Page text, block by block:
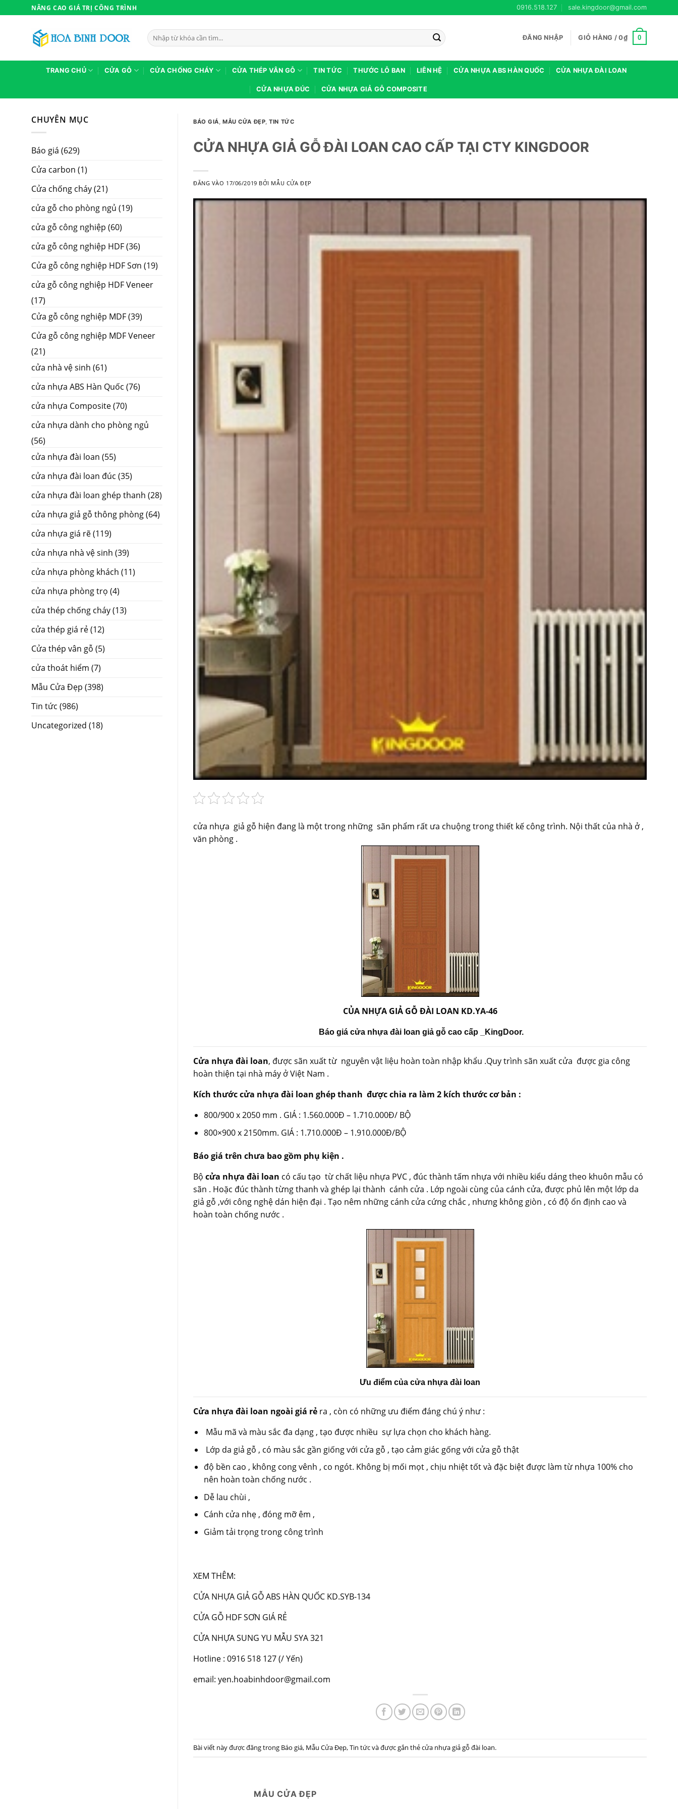
qua
NÂNG CAO GIÁ TRỊ CÔNG TRÌNH 0916.518.127 sale.kingdoor@gmail.com
Tìm
kiếm:
ĐĂNG NHẬP GIỎ HÀNG /0₫ 0
TRANG CHỦ CỬA GỖ CỬA CHỐNG CHÁY CỬA THÉP VÂN GỖ TIN TỨC THƯỚC LỖ BAN LIÊN HỆ CỬA NHỰA ABS HÀN QUỐC CỬA NHỰA ĐÀI LOAN
CỬA NHỰA ĐÚC CỬA NHỰA GIẢ GỖ COMPOSITE
CHUYÊN MỤC
Báo giá (629)
Cửa carbon (1)
Cửa chống cháy(21)
cửa gỗ cho phòng ngủ (19)
cửa gỗ công nghiệp (60)
cửa gỗ công nghiệp HDF(36)
Cửa gỗ công nghiệp HDF Sơn (19)
cửa gỗ công nghiệp HDF Veneer
(17)
Cửa gỗ công nghiệp MDF(39)
Cửa gỗ công nghiệp MDF Veneer
(21)
cửa nhà vệ sinh (61)
cửa nhựa ABS Hàn Quốc (76)
cửa nhựa Composite(70)
cửa nhựa dành cho phòng ngủ
(56)
cửa nhựa đài loan (55)
cửa nhựa đài loan đúc (35)
cửa nhựa đài loan ghép thanh (28)
cửa nhựa giả gỗ thông phòng(64)
cửa nhựa giá rẽ(119)
cửa nhựa nhà vệ sinh (39)
cửa nhựa phòng khách (11)
cửa nhựa phòng trọ (4)
cửa thép chống cháy(13)
cửa thép giá rẻ(12)
Cửa thép vân gỗ (5)
cửa thoát hiểm (7)
Mẫu Cửa Đẹp (398)
Tin tức (986)
Uncategorized (18)
BÁO GIÁ,MẪU CỬA ĐẸP,TIN TỨC
CỬA NHỰA GIẢ GỖ ĐÀI LOAN CAO CẤP TẠI CTY KINGDOOR
ĐĂNG VÀO 17/06/2019 BỞI MẪU CỬA ĐẸP
cửa nhựa giả gỗ hiện đang là một trong những sãn phẩm rất ưa chuộng trong thiết kế công trình. Nội thất của nhà ở ,
văn phòng .
CỦA NHỰA GIẢ GỖ ĐÀI LOAN KD.YA-46
Báo giá cửa nhựa đài loan giả gỗ cao cấp _KingDoor.
Cửa nhựa đài loan, được sãn xuất từ nguyên vật liệu hoàn toàn nhập khẩu .Quy trình sãn xuất cửa được gia công
hoàn thiện tại nhà máy ở Việt Nam .
Kích thước cửa nhựa đài loan ghép thanh được chia ra làm 2 kích thước cơ bản :
800/900 x 2050 mm . GIÁ : 1.560.000Đ – 1.710.000Đ/ BỘ
800×900 x 2150mm. GIÁ : 1.710.000Đ – 1.910.000Đ/BỘ
Báo giá trên chưa bao gồm phụ kiện .
Bộ cửa nhựa đài loan có cấu tạo từ chất liệu nhựa PVC , đúc thành tấm nhựa với nhiều kiểu dáng theo khuôn mẫu có
sãn . Hoặc đúc thành từng thanh và ghép lại thành cánh cửa . Lớp ngoài cùng của cánh cửa, được phủ lên một lớp da
giả gỗ ,với công nghệ dán hiện đại . Tạo nêm những cánh cửa cứng chắc , nhưng không giòn , có độ ổn định cao và
hoàn toàn chống nước .
Ưu điểm của cửa nhựa đài loan
Cửa nhựa đài loan ngoài giá rẻ ra , còn có những ưu điểm đáng chú ý như :
Mẫu mã và màu sắc đa dạng , tạo được nhiều sự lựa chọn cho khách hàng.
Lớp da giả gỗ , có màu sắc gần giống với cửa gỗ , tạo cảm giác gống với cửa gỗ thật
độ bền cao , không cong vênh , co ngót. Không bị mối mọt , chịu nhiệt tốt và đặc biệt được làm từ nhựa 100% cho
nên hoàn toàn chống nước .
Dễ lau chùi ,
Cánh cửa nhẹ , đóng mỡ êm ,
Giảm tải trọng trong công trình
XEM THÊM:
CỬA NHỰA GIẢ GỖ ABS HÀN QUỐC KD.SYB-134
CỬA GỖ HDF SƠN GIÁ RẺ
CỬA NHỰA SUNG YU MẪU SYA 321
Hotline : 0916 518 127 (/ Yến)
email: yen.hoabinhdoor@gmail.com
Bài viết này được đăng trong Báo giá, Mẫu Cửa Đẹp,Tin tứcvà được gắn thẻcửa nhựa giả gỗ đài loan.
MẪU CỬA ĐẸP